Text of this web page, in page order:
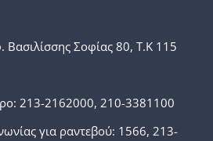
Βασιλίσσης Σοφίας 80, Τ.Κ 115
213-2162000, 210-3381100
για ραντεβού: 1566, 213-